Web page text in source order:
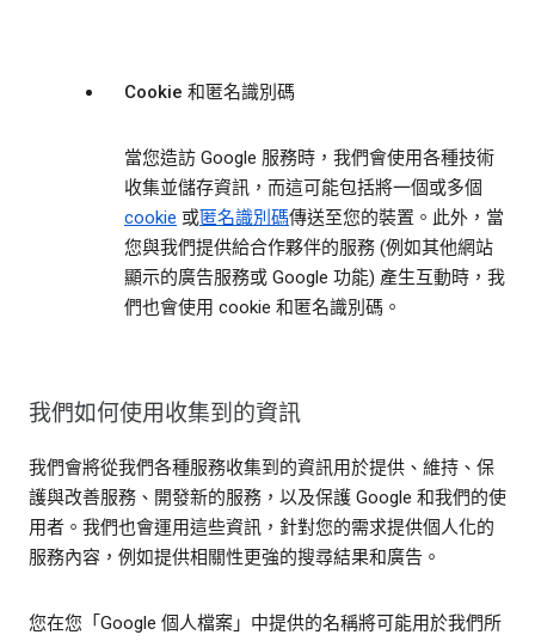
Cookie 和匿名識別碼
當您造訪 Google 服務時，我們會使用各種技術
收集並儲存資訊，而這可能包括將一個或多個
cookie 或匿名識別碼傳送至您的裝置。此外，當
您與我們提供給合作夥伴的服務 (例如其他網站
顯示的廣告服務或 Google 功能) 產生互動時，我
們也會使用 cookie 和匿名識別碼。
我們如何使用收集到的資訊
我們會將從我們各種服務收集到的資訊用於提供、維持、保
護與改善服務、開發新的服務，以及保護 Google 和我們的使
用者。我們也會運用這些資訊，針對您的需求提供個人化的
服務內容，例如提供相關性更強的搜尋結果和廣告。
您在您「Google 個人檔案」中提供的名稱將可能用於我們所